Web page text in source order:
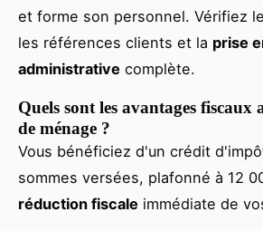
et forme son personnel. Vérifiez
les références clients et la prise
administrative complète.
Quels sont les avantages fiscaux
de ménage ?
Vous bénéficiez d'un crédit
sommes versées, plafonné à 12
réduction fiscale immédiate de